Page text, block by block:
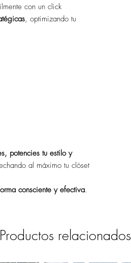
con un click
, optimizando tu
potencies tu estilo y
al máximo tu clóset
consciente y efectiva.
Productos relacionados